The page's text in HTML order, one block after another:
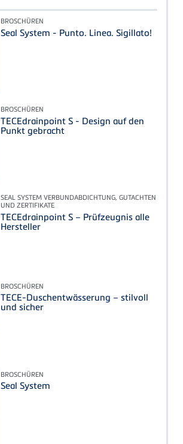
BROSCHÜREN
Seal System - Punto. Linea. Sigillato!
BROSCHÜREN
TECEdrainpoint S - Design auf den
Punkt gebracht
SEAL SYSTEM VERBUNDABDICHTUNG, GUTACHTEN
UND ZERTIFIKATE
TECEdrainpoint S – Prüfzeugnis alle
Hersteller
BROSCHÜREN
TECE-Duschentwässerung – stilvoll
und sicher
BROSCHÜREN
Seal System